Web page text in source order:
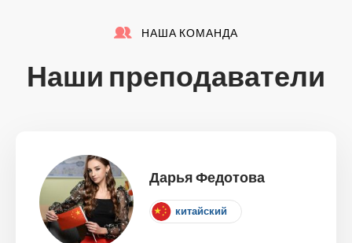
НАША КОМАНДА
Наши преподаватели
Дарья Федотова
китайский